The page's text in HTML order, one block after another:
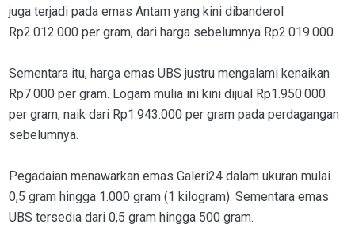
juga terjadi pada emas Antam yang kini dibanderol
Rp2.012.000 per gram, dari harga sebelumnya Rp2.019.000.
Sementara itu, harga emas UBS justru mengalami kenaikan
Rp7.000 per gram. Logam mulia ini kini dijual Rp1.950.000
per gram, naik dari Rp1.943.000 per gram pada perdagangan
sebelumnya.
Pegadaian menawarkan emas Galeri24 dalam ukuran mulai
0,5 gram hingga 1.000 gram (1 kilogram). Sementara emas
UBS tersedia dari 0,5 gram hingga 500 gram.